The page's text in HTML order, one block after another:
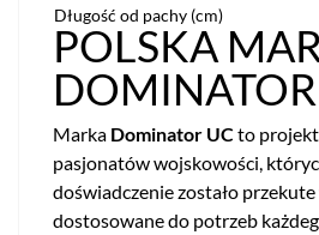
Długość od pachy (cm)
POLSKA
Marka Dominator UCto
pasjonatów wojskowości,
doświadczenie zostało
dostosowane do potrzeb